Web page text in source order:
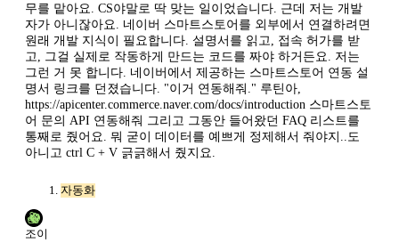
무를 맡아요. CS야말로 딱 맞는 일이었습니다. 근데 저는 개발
자가 아니잖아요. 네이버 스마트스토어를 외부에서 연결하려면
원래 개발 지식이 필요합니다. 설명서를 읽고, 접속 허가를 받
고, 그걸 실제로 작동하게 만드는 코드를 짜야 하거든요. 저는
그런 거 못 합니다. 네이버에서 제공하는 스마트스토어 연동 설
명서 링크를 던졌습니다. "이거 연동해줘." 루틴아,
https://apicenter.commerce.naver.com/docs/introduction 스마트스토
어 문의 API 연동해줘 그리고 그동안 들어왔던 FAQ 리스트를
통째로 줬어요. 뭐 굳이 데이터를 예쁘게 정제해서 줘야지..도
아니고 ctrl C + V 긁긁해서 줬지요.
자동화
조이